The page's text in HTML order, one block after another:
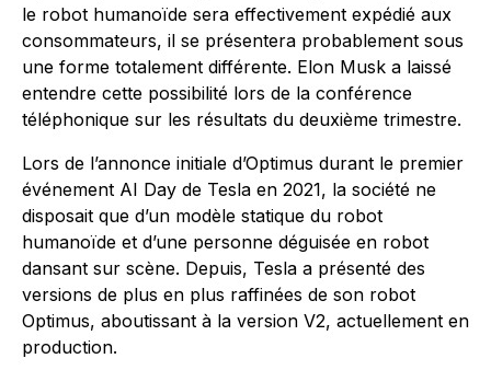
le robot humanoïde sera effectivement expédié aux
consommateurs, il se présentera probablement sous
une forme totalement différente. Elon Musk a laissé
entendre cette possibilité lors de la conférence
téléphonique sur les résultats du deuxième trimestre.
Lors de l’annonce initiale d’Optimus durant le premier
événement AI Day de Tesla en 2021, la société ne
disposait que d’un modèle statique du robot
humanoïde et d’une personne déguisée en robot
dansant sur scène. Depuis, Tesla a présenté des
versions de plus en plus raffinées de son robot
Optimus, aboutissant à la version V2, actuellement en
production.